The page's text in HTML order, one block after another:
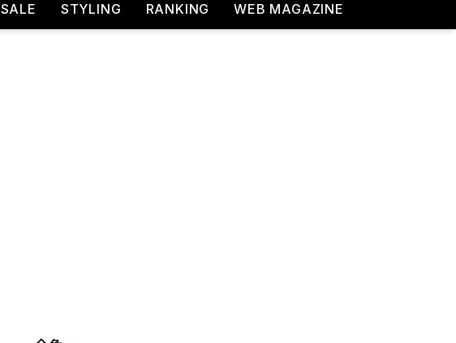
SALE STYLING RANKING WEB MAGAZINE